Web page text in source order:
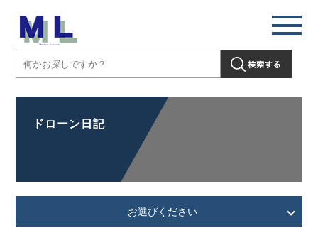
ドローン日記
お選びください